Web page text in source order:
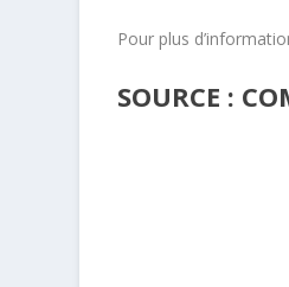
Pour plus
SOURCE :